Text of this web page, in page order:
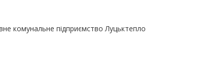
комунальне підприємство Луцьктепло